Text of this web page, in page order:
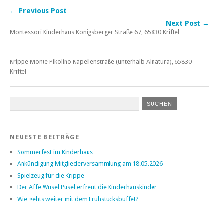
← Previous Post
Next Post →
Montessori Kinderhaus Königsberger Straße 67, 65830 Kriftel
Krippe Monte Pikolino Kapellenstraße (unterhalb Alnatura), 65830
Kriftel
NEUESTE BEITRÄGE
Sommerfest im Kinderhaus
Ankündigung Mitgliederversammlung am 18.05.2026
Spielzeug für die Krippe
Der Affe Wusel Pusel erfreut die Kinderhauskinder
Wie gehts weiter mit dem Frühstücksbuffet?